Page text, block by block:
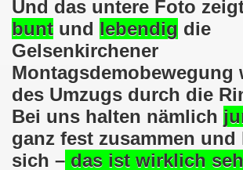
Und das untere Foto
bunt und lebendig die
Gelsenkirchener
Montagsdemobewegung
des Umzugs durch die
Bei uns halten nämlich
ganz fest zusammen und
sich – das ist wirklich
Gelsenkirchener(innen)
Montagsdemo-Bewegung am
Montagsdemo-Bewegung am
Bewegung am 10.03.2025 am Platz
am 03.02.2025 gegen